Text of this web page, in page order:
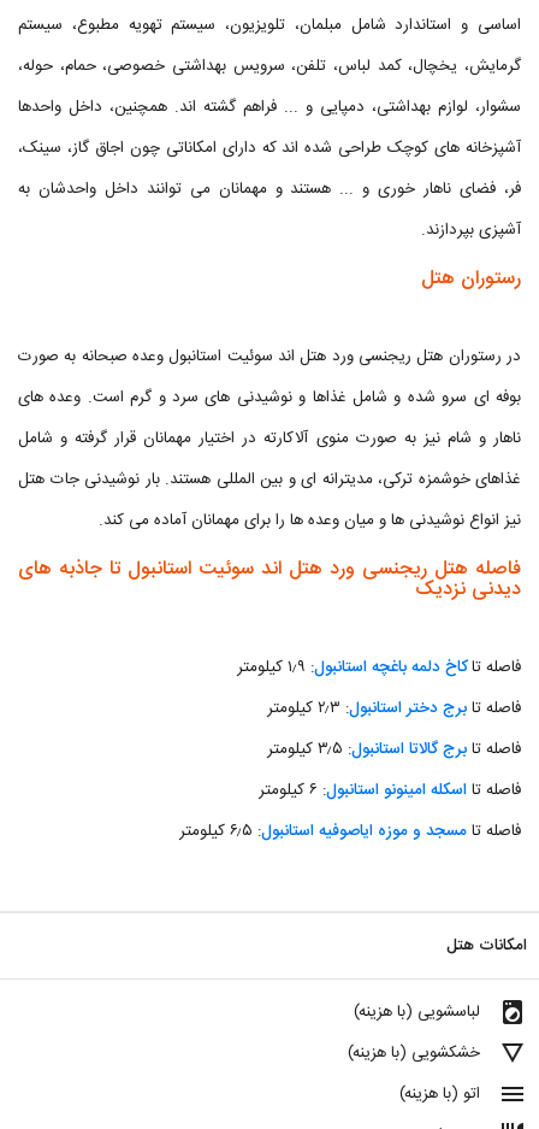
اساسی و استاندارد شامل مبلمان، تلویزیون، سیستم تهویه مطبوع، سیستم
گرمایش، یخچال، کمد لباس، تلفن، سرویس بهداشتی خصوصی، حمام، حوله،
سشوار، لوازم بهداشتی، دمپایی و ... فراهم گشته اند. همچنین، داخل واحدها
آشپزخانه های کوچک طراحی شده اند که دارای امکاناتی چون اجاق گاز، سینک،
فر، فضای ناهار خوری و ... هستند و مهمانان می توانند داخل واحدشان به
آشپزی بپردازند.
رستوران هتل
در رستوران هتل ریجنسی ورد هتل اند سوئیت استانبول وعده صبحانه به صورت
بوفه ای سرو شده و شامل غذاها و نوشیدنی های سرد و گرم است. وعده های
ناهار و شام نیز به صورت منوی آلاکارته در اختیار مهمانان قرار گرفته و شامل
غذاهای خوشمزه ترکی، مدیترانه ای و بین المللی هستند. بار نوشیدنی جات هتل
نیز انواع نوشیدنی ها و میان وعده ها را برای مهمانان آماده می کند.
فاصله هتل ریجنسی ورد هتل اند سوئیت استانبول تا جاذبه های
دیدنی نزدیک
فاصله تاکاخ دلمه باغچه استانبول: ۱٫۹ کیلومتر
فاصله تابرج دختر استانبول: ۲٫۳ کیلومتر
فاصله تابرج گالاتا استانبول: ۳٫۵ کیلومتر
فاصله تااسکله امینونو استانبول: ۶ کیلومتر
فاصله تامسجد و موزه ایاصوفیه استانبول: ۶٫۵ کیلومتر
امکانات هتل
local_laundry_service لباسشویی (با هزینه)
details خشکشویی (با هزینه)
menu اتو (با هزینه)